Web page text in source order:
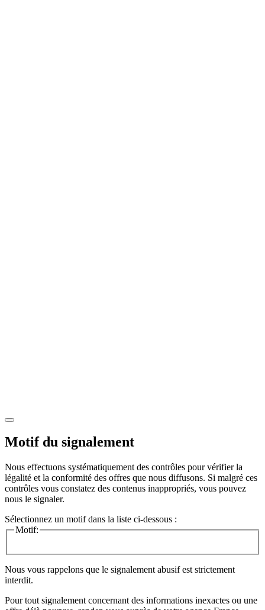
Motif du signalement
Nous effectuons systématiquement des contrôles pour vérifier la
légalité et la conformité des offres que nous diffusons. Si malgré ces
contrôles vous constatez des contenus inappropriés, vous pouvez
nous le signaler.
Sélectionnez un motif dans la liste ci-dessous :
Motif:
Nous vous rappelons que le signalement abusif est strictement
interdit.
Pour tout signalement concernant des informations inexactes ou une